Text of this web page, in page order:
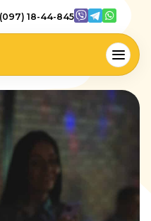
18-44-845